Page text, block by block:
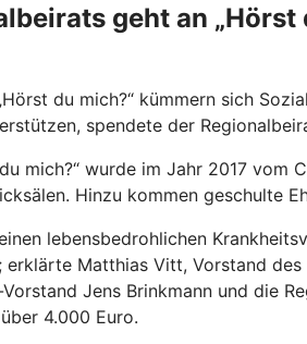
geht an „Hörst
du mich?“ kümmern sich
spendete der
mich?“ wurde im Jahr 2017
Hinzu kommen geschulte
lebensbedrohlichen
erklärte Matthias Vitt, Vorstand
Jens Brinkmann und die
4.000 Euro.